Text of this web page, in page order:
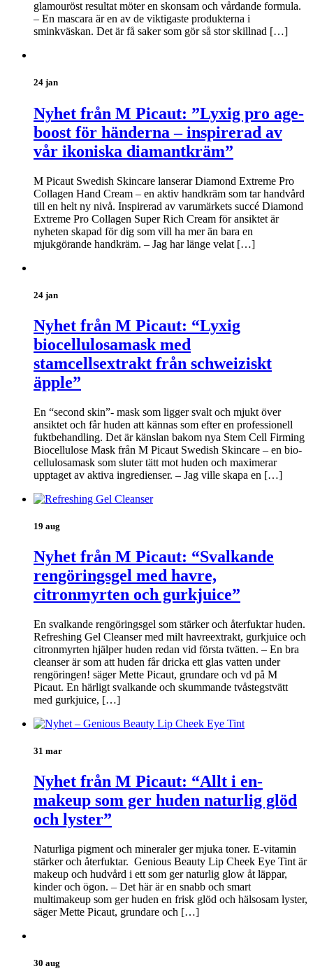
glamouröst resultat möter en skonsam och vårdande formula.
– En mascara är en av de viktigaste produkterna i
sminkväskan. Det är få saker som gör så stor skillnad […]
24 jan
Nyhet från M Picaut: ”Lyxig pro age-
boost för händerna – inspirerad av
vår ikoniska diamantkräm”
M Picaut Swedish Skincare lanserar Diamond Extreme Pro
Collagen Hand Cream – en aktiv handkräm som tar handvård
till en helt ny nivå. Inspirerad av varumärkets succé Diamond
Extreme Pro Collagen Super Rich Cream för ansiktet är
nyheten skapad för dig som vill ha mer än bara en
mjukgörande handkräm. – Jag har länge velat […]
24 jan
Nyhet från M Picaut: “Lyxig
biocellulosamask med
stamcellsextrakt från schweiziskt
äpple”
En “second skin”- mask som ligger svalt och mjukt över
ansiktet och får huden att kännas som efter en professionell
fuktbehandling. Det är känslan bakom nya Stem Cell Firming
Biocellulose Mask från M Picaut Swedish Skincare – en bio-
cellulosamask som sluter tätt mot huden och maximerar
upptaget av aktiva ingredienser. – Jag ville skapa en […]
19 aug
Nyhet från M Picaut: “Svalkande
rengöringsgel med havre,
citronmyrten och gurkjuice”
En svalkande rengöringsgel som stärker och återfuktar huden.
Refreshing Gel Cleanser med milt havreextrakt, gurkjuice och
citronmyrten hjälper huden redan vid första tvätten. – En bra
cleanser är som att huden får dricka ett glas vatten under
rengöringen! säger Mette Picaut, grundare och vd på M
Picaut. En härligt svalkande och skummande tvåstegstvätt
med gurkjuice, […]
31 mar
Nyhet från M Picaut: “Allt i en-
makeup som ger huden naturlig glöd
och lyster”
Naturliga pigment och mineraler ger mjuka toner. E-vitamin
stärker och återfuktar. Genious Beauty Lip Cheek Eye Tint är
makeup och hudvård i ett som ger naturlig glow åt läppar,
kinder och ögon. – Det här är en snabb och smart
multimakeup som ger huden en frisk glöd och hälsosam lyster,
säger Mette Picaut, grundare och […]
30 aug